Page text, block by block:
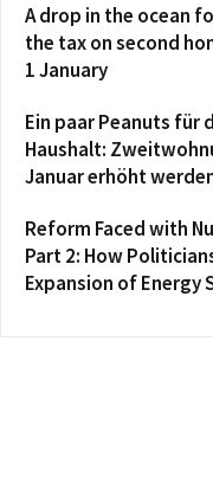
A drop in the ocean
the tax on second
1 January
Ein paar Peanuts für
Haushalt:
Januar erhöht
Reform Faced with
Part 2: How
Expansion of Energy